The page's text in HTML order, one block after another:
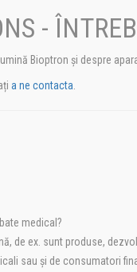
-
Bioptron și despre
a ne contacta
medical?
de ex. sunt produse,
sau și de consumatori